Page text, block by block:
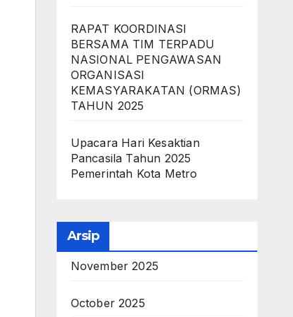
RAPAT KOORDINASI
BERSAMA TIM TERPADU
NASIONAL PENGAWASAN
ORGANISASI
KEMASYARAKATAN (ORMAS)
TAHUN 2025
Upacara Hari Kesaktian
Pancasila Tahun 2025
Pemerintah Kota Metro
Arsip
November 2025
October 2025